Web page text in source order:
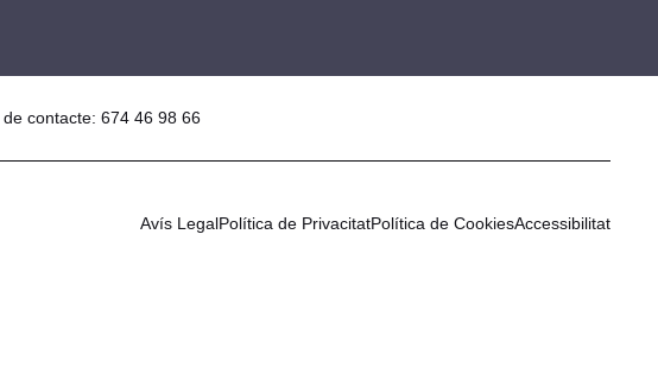
de contacte: 674 46 98 66
Avís LegalPolítica de PrivacitatPolítica de CookiesAccessibilitat